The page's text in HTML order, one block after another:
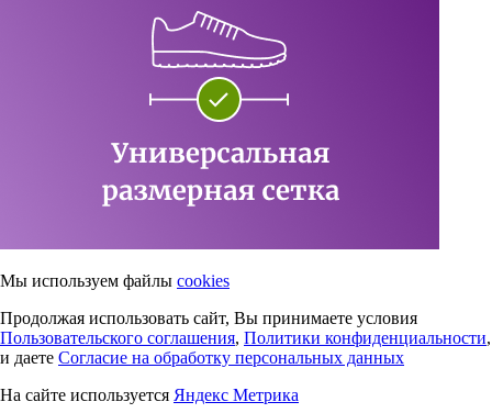
Мы используем файлы cookies
Продолжая использовать сайт, Вы принимаете условия
Пользовательского соглашения, Политики конфиденциальности,
и даете Согласие на обработку персональных данных
На сайте используется Яндекс Метрика